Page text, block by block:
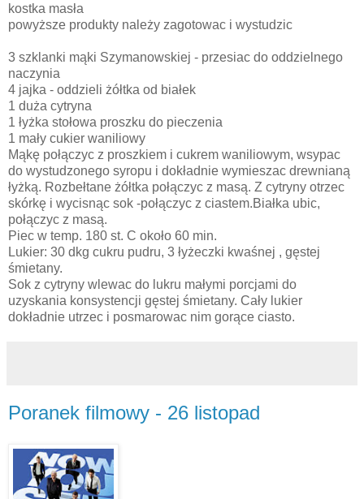
kostka masła
powyższe produkty należy zagotowac i wystudzic
3 szklanki mąki Szymanowskiej - przesiac do oddzielnego
naczynia
4 jajka - oddzieli żółtka od białek
1 duża cytryna
1 łyżka stołowa proszku do pieczenia
1 mały cukier waniliowy
Mąkę połączyc z proszkiem i cukrem waniliowym, wsypac
do wystudzonego syropu i dokładnie wymieszac drewnianą
łyżką. Rozbełtane żółtka połączyc z masą. Z cytryny otrzec
skórkę i wycisnąc sok -połączyc z ciastem.Białka ubic,
połączyc z masą.
Piec w temp. 180 st. C około 60 min.
Lukier: 30 dkg cukru pudru, 3 łyżeczki kwaśnej , gęstej
śmietany.
Sok z cytryny wlewac do lukru małymi porcjami do
uzyskania konsystencji gęstej śmietany. Cały lukier
dokładnie utrzec i posmarowac nim gorące ciasto.
Poranek filmowy - 26 listopad